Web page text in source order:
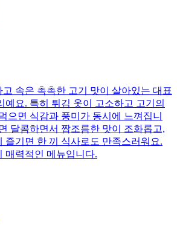
속은 촉촉한 고기 맛이 살아있는 대표
예요. 특히 튀김 옷이 고소하고 고기의
으면 식감과 풍미가 동시에 느껴집니
달콤하면서 짭조름한 맛이 조화롭고,
즐기면 한 끼 식사로도 만족스러워요.
매력적인 메뉴입니다.